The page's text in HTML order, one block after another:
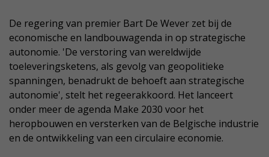
De regering van premier Bart De Wever zet bij de
economische en landbouwagenda in op strategische
autonomie. 'De verstoring van wereldwijde
toeleveringsketens, als gevolg van geopolitieke
spanningen, benadrukt de behoeft aan strategische
autonomie', stelt het regeerakkoord. Het lanceert
onder meer de agenda Make 2030 voor het
heropbouwen en versterken van de Belgische industrie
en de ontwikkeling van een circulaire economie.